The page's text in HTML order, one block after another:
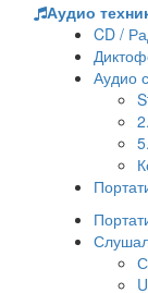
Аудио
CD /
Аудио